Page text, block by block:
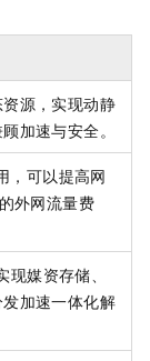
源，实现动静
加速与安全。
，可以提高网
的外网流量费
现媒资存储、
加速一体化解